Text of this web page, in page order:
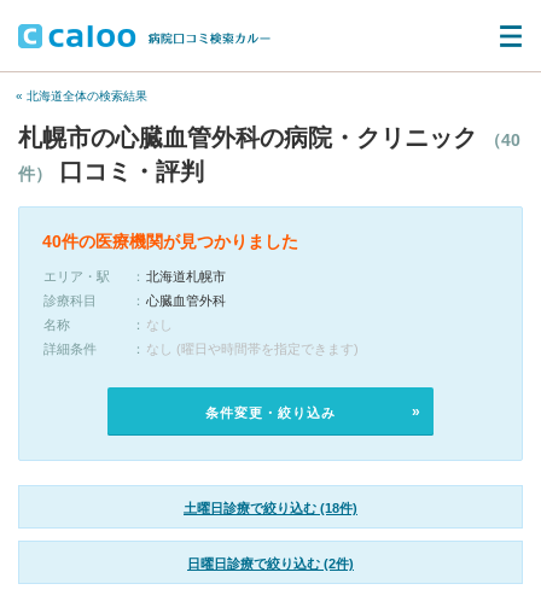
« 北海道全体の検索結果
札幌市の心臓血管外科の病院・クリニック
（40
件）
口コミ・評判
40件の医療機関が見つかりました
エリア・駅
北海道札幌市
診療科目
心臓血管外科
名称
なし
詳細条件
なし (曜日や時間帯を指定できます)
条件変更・絞り込み
土曜日診療で絞り込む (18件)
日曜日診療で絞り込む (2件)